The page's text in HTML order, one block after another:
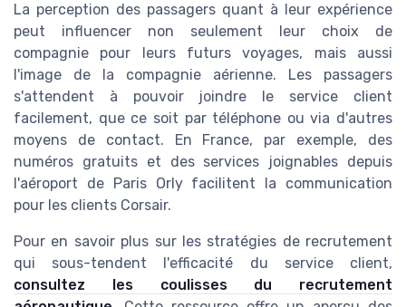
La perception des passagers quant à leur expérience
peut influencer non seulement leur choix de
compagnie pour leurs futurs voyages, mais aussi
l'image de la compagnie aérienne. Les passagers
s'attendent à pouvoir joindre le service client
facilement, que ce soit par téléphone ou via d'autres
moyens de contact. En France, par exemple, des
numéros gratuits et des services joignables depuis
l'aéroport de Paris Orly facilitent la communication
pour les clients Corsair.
Pour en savoir plus sur les stratégies de recrutement
qui sous-tendent l'efficacité du service client,
consultez les coulisses du recrutement